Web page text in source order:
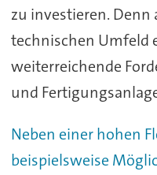
zu investieren. Denn
technischen Umfeld
weiterreichende
und
Neben einer hohen
beispielsweise